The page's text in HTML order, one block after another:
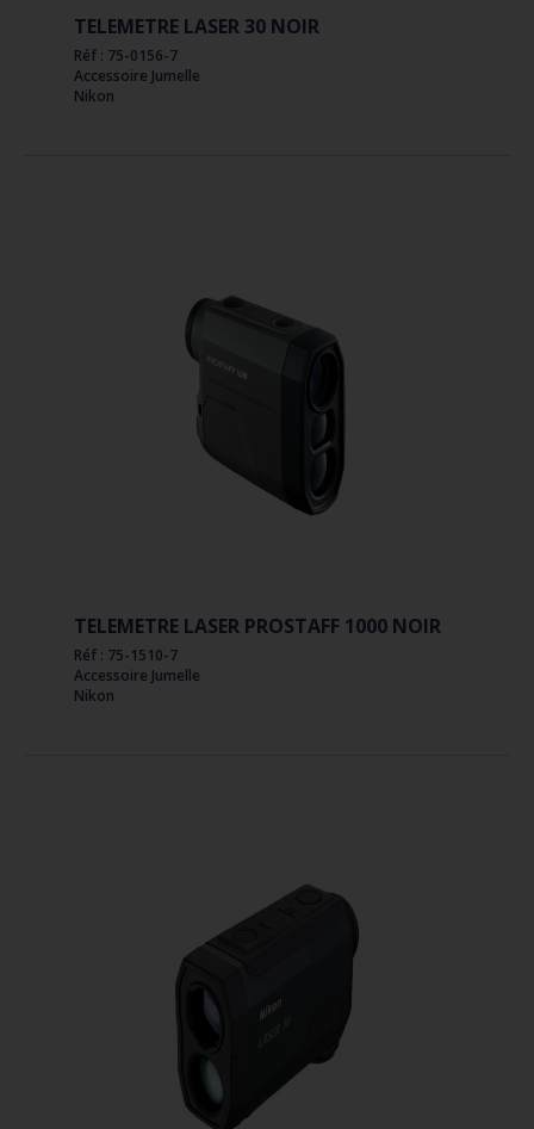
TELEMETRE LASER 30 NOIR
Réf : 75-0156-7
Accessoire Jumelle
Nikon
TELEMETRE LASER PROSTAFF 1000 NOIR
Réf : 75-1510-7
Accessoire Jumelle
Nikon